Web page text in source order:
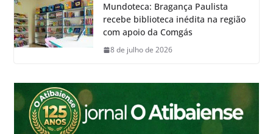
Mundoteca: Bragança Paulista
recebe biblioteca inédita na região
com apoio da Comgás
8 de julho de 2026